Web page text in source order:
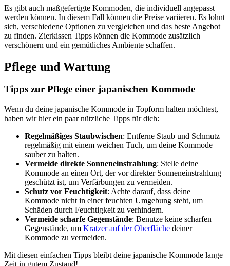
Es gibt auch maßgefertigte Kommoden, die individuell angepasst
werden können. In diesem Fall können die Preise variieren. Es lohnt
sich, verschiedene Optionen zu vergleichen und das beste Angebot
zu finden. Zierkissen Tipps können die Kommode zusätzlich
verschönern und ein gemütliches Ambiente schaffen.
Pflege und Wartung
Tipps zur Pflege einer japanischen Kommode
Wenn du deine japanische Kommode in Topform halten möchtest,
haben wir hier ein paar nützliche Tipps für dich:
Regelmäßiges Staubwischen: Entferne Staub und Schmutz
regelmäßig mit einem weichen Tuch, um deine Kommode
sauber zu halten.
Vermeide direkte Sonneneinstrahlung: Stelle deine
Kommode an einen Ort, der vor direkter Sonneneinstrahlung
geschützt ist, um Verfärbungen zu vermeiden.
Schutz vor Feuchtigkeit: Achte darauf, dass deine
Kommode nicht in einer feuchten Umgebung steht, um
Schäden durch Feuchtigkeit zu verhindern.
Vermeide scharfe Gegenstände: Benutze keine scharfen
Gegenstände, um Kratzer auf der Oberfläche deiner
Kommode zu vermeiden.
Mit diesen einfachen Tipps bleibt deine japanische Kommode lange